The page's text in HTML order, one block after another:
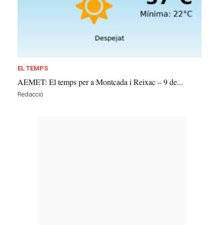
EL TEMPS
AEMET: El temps per a Montcada i Reixac – 9 de...
Redacció